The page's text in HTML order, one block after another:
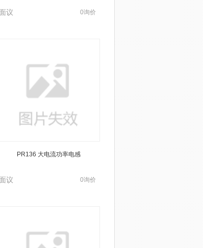
议 0询价
PR136 大电流功率电感
议 0询价